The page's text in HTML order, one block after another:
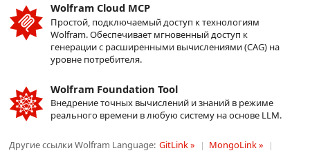
Wolfram Cloud MCP
Простой, подключаемый доступ к технологиям
Wolfram. Обеспечивает мгновенный доступ к
генерации с расширенными вычислениями (CAG) на
уровне потребителя.
Wolfram Foundation Tool
Внедрение точных вычислений и знаний в режиме
реального времени в любую систему на основе LLM.
Другие ссылки Wolfram Language: GitLink »
MongoLink »